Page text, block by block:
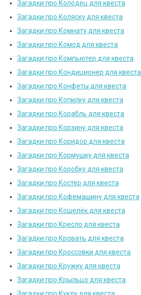
Загадки про Колодец для квеста
Загадки про Коляску для квеста
Загадки про Комнату для квеста
Загадки про Комод для квеста
Загадки про Компьютер для квеста
Загадки про Кондиционер для квеста
Загадки про Конфеты для квеста
Загадки про Копилку для квеста
Загадки про Корабль для квеста
Загадки про Корзину для квеста
Загадки про Коридор для квеста
Загадки про Кормушку для квеста
Загадки про Коробку для квеста
Загадки про Костёр для квеста
Загадки про Кофемашину для квеста
Загадки про Кошелёк для квеста
Загадки про Кресло для квеста
Загадки про Кровать для квеста
Загадки про Кроссовки для квеста
Загадки про Кружку для квеста
Загадки про Крыльцо для квеста